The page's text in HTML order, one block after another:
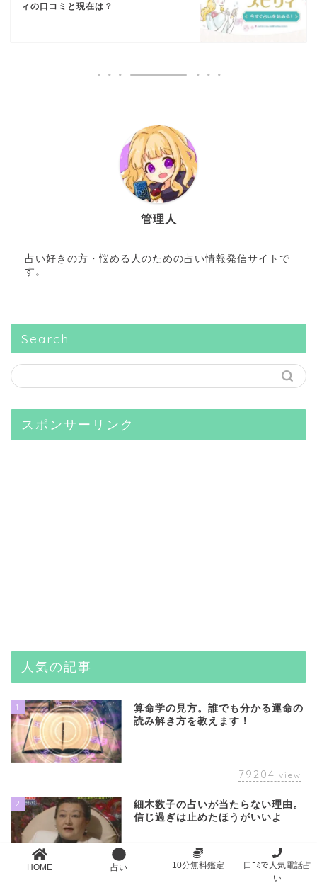
ィの口コミと現在は？
管理人
占い好きの方・悩める人のための占い情報発信サイトで
す。
Search
スポンサーリンク
人気の記事
1
算命学の見方。誰でも分かる運命の
読み解き方を教えます！
79204 view
2
細木数子の占いが当たらない理由。
信じ過ぎは止めたほうがいいよ
50167view
HOME 占い 10分無料鑑定
口ｺﾐで人気電話占
い